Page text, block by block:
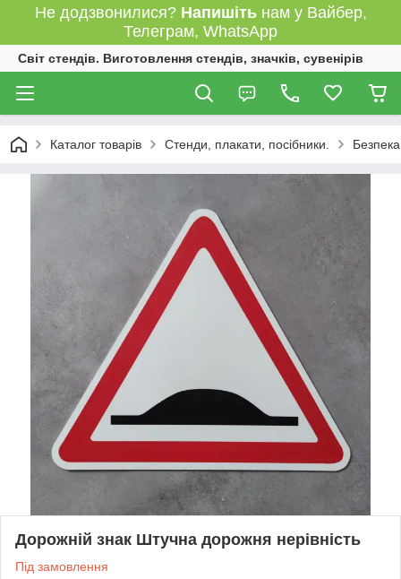
Не додзвонилися? Напишітьнам у Вайбер,
Телеграм, WhatsApp
Світ стендів. Виготовлення стендів, значків, сувенірів
Каталог товарів Стенди, плакати, посібники.
Дорожній знак Штучна дорожня нерівність
Під замовлення